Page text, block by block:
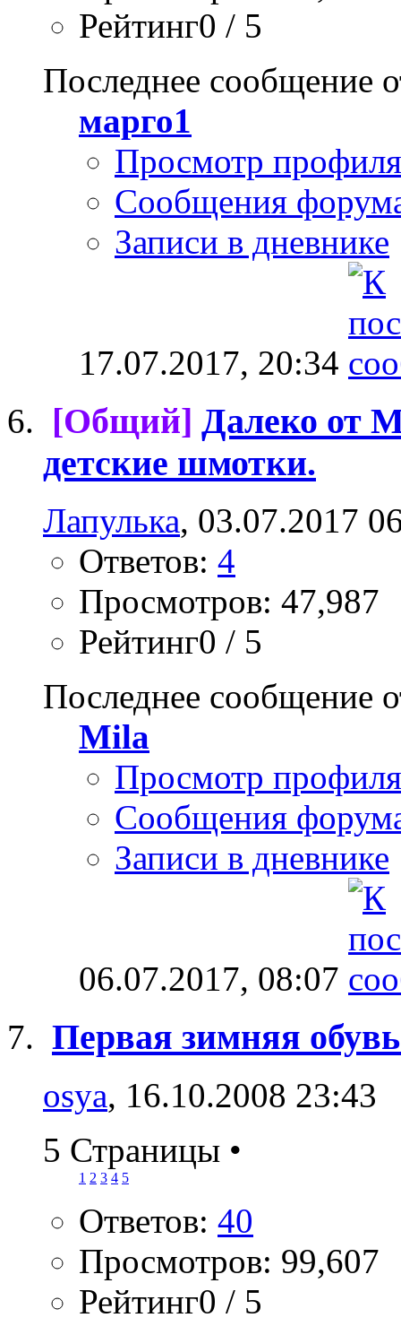
Рейтинг0 / 5
Последнее сообщение
марго1
Просмотр профиля
Сообщения
Записи в дневнике
17.07.2017, 20:34
[Общий] Далеко от
детские шмотки.
Лапулька, 03.07.2017
Ответов: 4
Просмотров: 47,987
Рейтинг0 / 5
Последнее сообщение
Mila
Просмотр профиля
Сообщения
Записи в дневнике
06.07.2017, 08:07
Первая зимняя
osya, 16.10.2008 23:43
5 Страницы •
1 2 3 4 5
Ответов: 40
Просмотров: 99,607
Рейтинг0 / 5